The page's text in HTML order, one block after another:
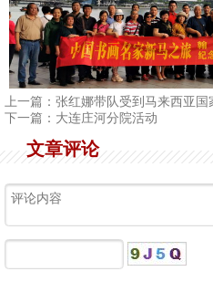
上一篇： 张红娜带队受到马来西亚
下一篇： 大连庄河分院活动
文章评论